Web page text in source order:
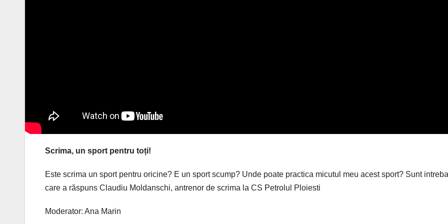
Scrima, un sport pentru toți!
Este scrima un sport pentru oricine? E un sport scump? Unde poate practica micutul meu acest sport? Sunt
care a răspuns Claudiu Moldanschi, antrenor de scrima la CS Petrolul Ploiesti
Moderator: Ana Marin